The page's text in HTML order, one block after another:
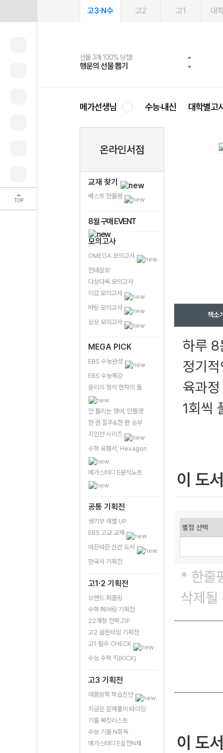
TOP
고3·N수 고2 고1 대
선물 3개 100% 당첨!
행운의 선물 뽑기
선물 100% 증정!
메가스터디 X 올리브
여름방학 스터디 캐시백
메가런 썸머스쿨
2027 러셀 단과
강사 공개선발
스마트러닝앱
설문 EVENT
메가패스
3일 무료 체험권
메가패스 수강생 무료혜택!
메가클럽 멤버십
사회공헌 캠페인
희망이룸 메가나눔
메가선생님 수능·내신 대학별고
온라인서점
교재 찾기
베스트 한줄평
8월 구매 EVENT
모의고사
OMEGA 모의고사
전대실모
다상다독 모의고사
이감 모의고사
바탕 모의고사
상상 모의고사
MEGA PICK
EBS 수능완성
EBS 수능특강
윤리의 정석 현자의 돌
안 틀리는 영어, 안틀영
한 권 질주&한 판 승부
지인선 시리즈
수학 유형서, Hexagon
메가스터디 E분석노트
공통 기획전
생기부 레벨 UP
EBS 고교 교재
따끈따끈 신간 도서
한국사 기획전
고1·2 기획전
브랜드 퍼즐링
수학 페어링 기획전
22개정 전략.ZIP
고2 골든타임 기획전
고1 필수 CHECK
수능 수학 킥(KICK)
고3 기획전
여름방학 학습진단
지금은 문제풀이 타이밍
기출 북킷리스트
수능 기출 N회독
메가스터디 E실전N제
책소
하루 8
정기
육과
1회씩
이 도
* 한줄
삭제될
이 도